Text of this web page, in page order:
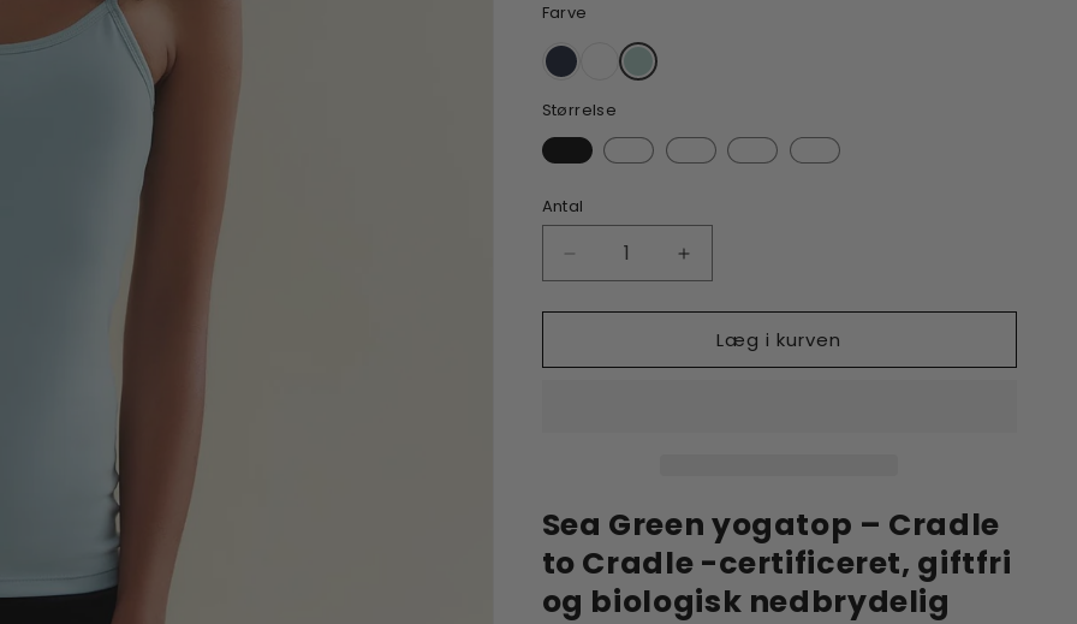
Farve
Størrelse
Antal
Reducer
antallet
for
Tank
Øg
antallet
for
Fresher
Tank
Læg i kurven
Sea Green yogatop – Cradle
to Cradle -certificeret, giftfri
og biologisk nedbrydelig